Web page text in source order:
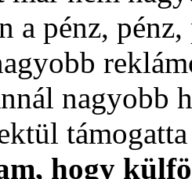
a pénz,
nagyobb
hogy